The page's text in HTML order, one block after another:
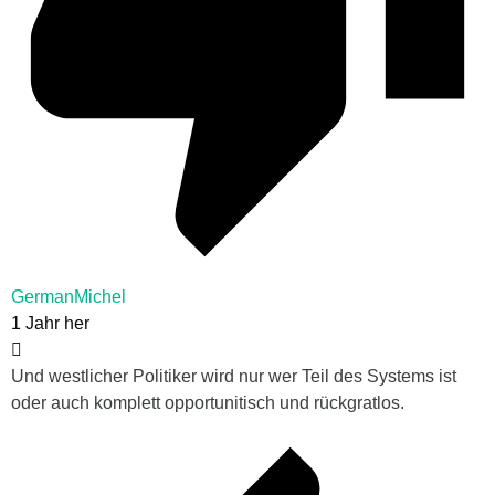
GermanMichel
1 Jahr her
Und westlicher Politiker wird nur wer Teil des Systems ist
oder auch komplett opportunitisch und rückgratlos.